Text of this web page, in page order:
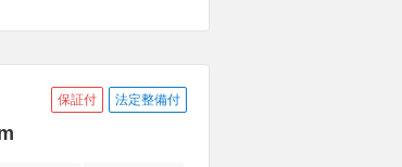
保証付 法定整備付